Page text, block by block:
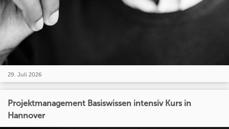
29. Juli 2026
Projektmanagement Basiswissen intensiv Kurs in
Hannover